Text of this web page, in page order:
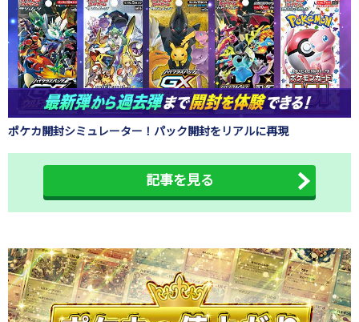
ポケカ開封シミュレーター！パック開封をリアルに再現
記事を見る